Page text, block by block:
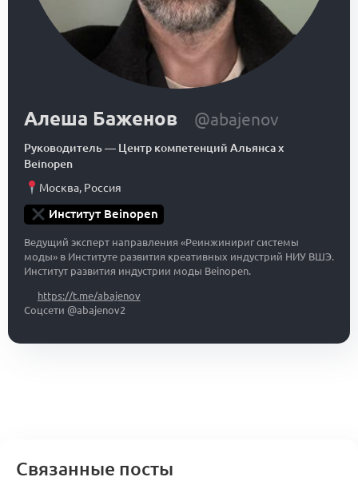
Алеша Баженов @abajenov
Руководитель— Центр компетенций Альянса x
Beinopen
Москва, Россия
Институт Beinopen
Ведущий эксперт направления «Реинжинириг системы
моды» в Институте развития креативных индустрий НИУ ВШЭ.
Институт развития индустрии моды Beinopen.
https://t.me/abajenov
Соцсети @abajenov2
Связанные посты